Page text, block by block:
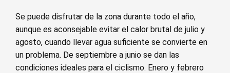
Se puede disfrutar de la zona durante todo el año,
aunque es aconsejable evitar el calor brutal de julio y
agosto, cuando llevar agua suficiente se convierte en
un problema. De septiembre a junio se dan las
condiciones ideales para el ciclismo. Enero y febrero